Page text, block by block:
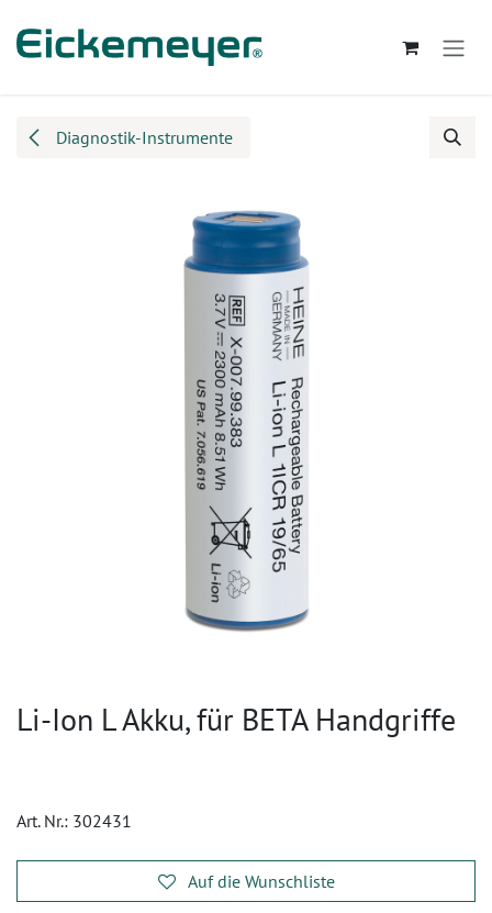
Diagnostik-Instrumente
Li-Ion L Akku, für BETA Handgriffe
Art. Nr.: 302431
Auf die Wunschliste